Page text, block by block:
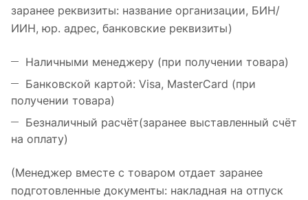
заранее реквизиты: название организации, БИН/
ИИН, юр. адрес, банковские реквизиты)
Наличными менеджеру (при получении товара)
Банковской картой: Visa, MasterCard (при
получении товара)
Безналичный расчёт(заранее выставленный счёт
на оплату)
(Менеджер вместе с товаром отдает заранее
подготовленные документы: накладная на отпуск